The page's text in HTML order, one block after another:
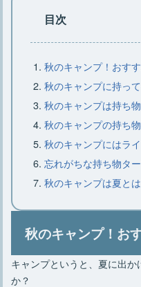
キ
単
焚
い
利
【
目次
秋のキャンプ！おす
秋のキャンプに持っ
秋のキャンプは持ち
秋のキャンプの持ち
秋のキャンプにはラ
忘れがちな持ち物ター
秋のキャンプは夏と
秋のキャンプ！お
キャンプというと、夏に出
か？